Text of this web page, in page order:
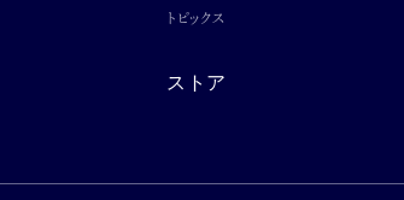
トピックス
ストア